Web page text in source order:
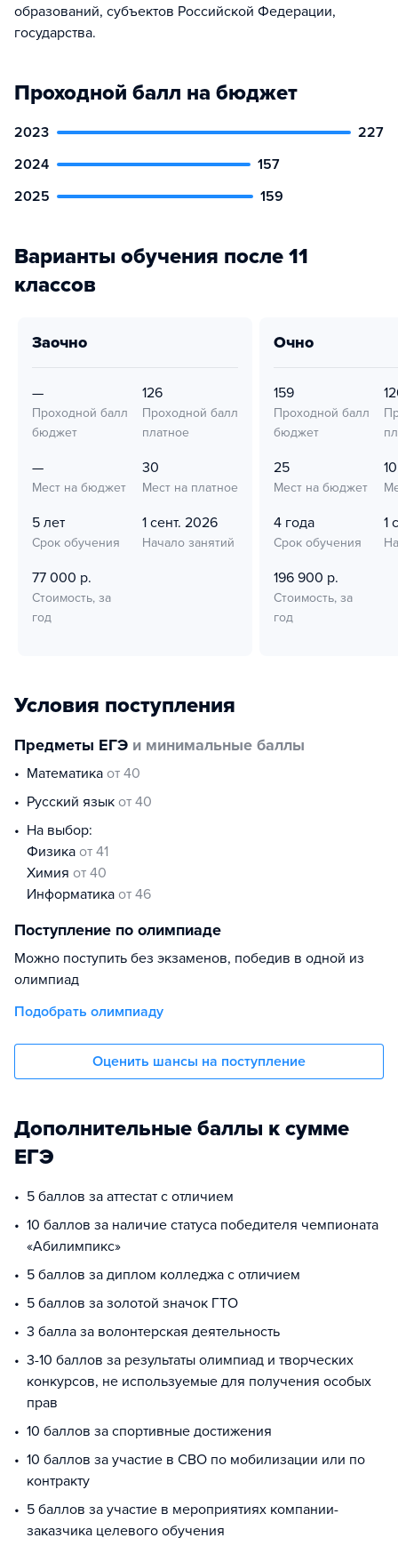
образований, субъектов Российской Федерации,
государства.
Проходной балл на бюджет
2023
227
2024
157
2025
159
Варианты обучения после 11
классов
заочно
—
Проходной балл
бюджет
126
Проходной балл
платное
—
Мест на бюджет
30
Мест на платное
5 лет
Срок обучения
1 сент. 2026
Начало занятий
77 000 р.
Стоимость, за
год
очно
159
Проходной балл
бюджет
25
Мест на бюджет
10
4 года
Срок обучения
1
196 900 р.
Стоимость, за
год
Условия поступления
Предметы ЕГЭ и минимальные баллы
математика от 40
русский язык от 40
На выбор:
физика от 41
химия от 40
информатика от 46
Поступление по олимпиаде
Можно поступить без экзаменов, победив в одной из
олимпиад
Подобрать олимпиаду
Оценить шансы на поступление
Дополнительные баллы к сумме
ЕГЭ
5 баллов за аттестат с отличием
10 баллов за наличие статуса победителя чемпионата
«Абилимпикс»
5 баллов за диплом колледжа с отличием
5 баллов за золотой значок ГТО
3 балла за волонтерская деятельность
3-10 баллов за результаты олимпиад и творческих
конкурсов, не используемые для получения особых
прав
10 баллов за спортивные достижения
10 баллов за участие в СВО по мобилизации или по
контракту
5 баллов за участие в мероприятиях компании-
заказчика целевого обучения